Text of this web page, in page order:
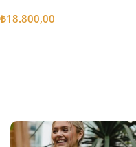
₺18.800,00